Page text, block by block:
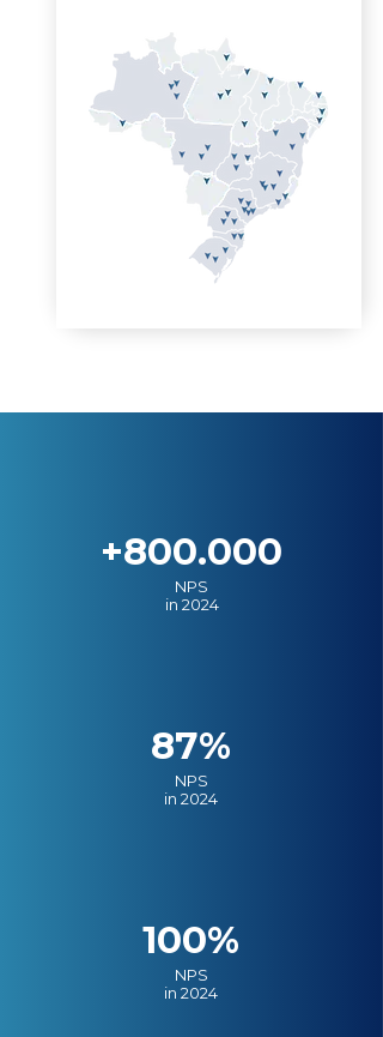
+800.000
NPS
in 2024
87%
NPS
in 2024
100%
NPS
in 2024